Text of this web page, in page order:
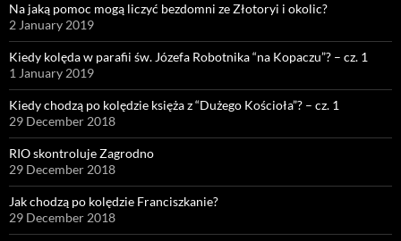
Na jaką pomoc mogą liczyć bezdomni ze Złotoryi i okolic?
2 January 2019
Kiedy kolęda w parafii św. Józefa Robotnika “na Kopaczu”? – cz. 1
1 January 2019
Kiedy chodzą po kolędzie księża z “Dużego Kościoła”? – cz. 1
29 December 2018
RIO skontroluje Zagrodno
29 December 2018
Jak chodzą po kolędzie Franciszkanie?
29 December 2018